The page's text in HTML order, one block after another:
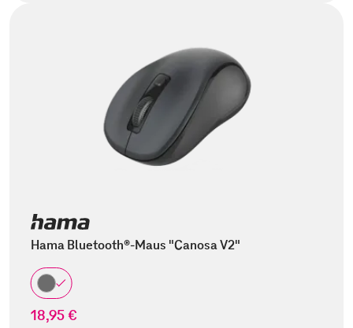
Hama Bluetooth®-Maus "Canosa V2"
18,95 €